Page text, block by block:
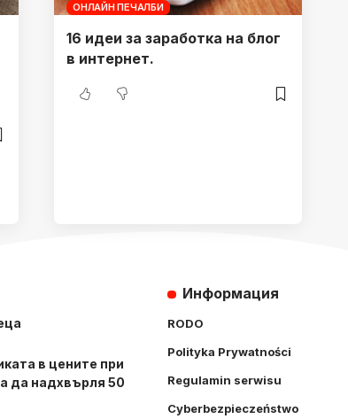
ОНЛАЙН ПЕЧАЛБИ
16 идеи за заработка на блог
в интернет.
в цените при
да надхвърля 50
Информация
RODO
Polityka Prywatności
Regulamin serwisu
Cyberbezpieczeństwo